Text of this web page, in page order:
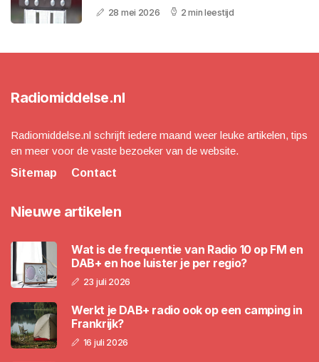
28 mei 2026 2 min leestijd
Radiomiddelse.nl
Radiomiddelse.nl schrijft iedere maand weer leuke artikelen, tips
en meer voor de vaste bezoeker van de website.
Sitemap
Contact
Nieuwe artikelen
Wat is de frequentie van Radio 10 op FM en
DAB+ en hoe luister je per regio?
23 juli 2026
Werkt je DAB+ radio ook op een camping in
Frankrijk?
16 juli 2026